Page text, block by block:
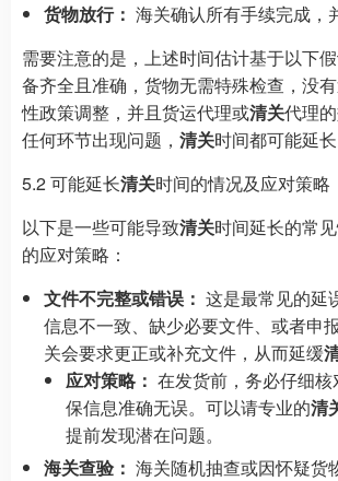
货物放行： 海关确认所有手续完成，
需要注意的是，上述时间估计基于以下
备齐全且准确，货物无需特殊检查，没
性政策调整，并且货运代理或清关代理
任何环节出现问题， 清关时间都可能延长
5.2 可能延长清关时间的情况及应对策略
以下是一些可能导致清关时间延长的常
的应对策略：
文件不完整或错误： 这是最常见的延
信息不一致、缺少必要文件、或者申
关会要求更正或补充文件，从而延缓
应对策略： 在发货前，务必仔细
保信息准确无误。可以请专业的清
提前发现潜在问题。
海关查验： 海关随机抽查或因怀疑货